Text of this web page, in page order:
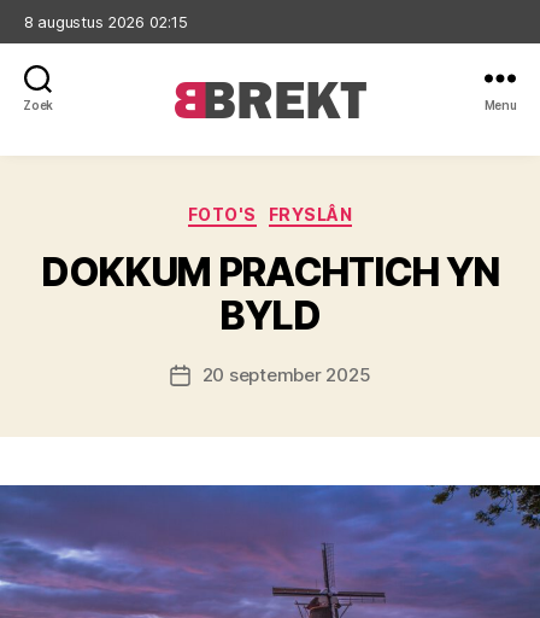
8 augustus 2026 02:15
Zoek Menu
Categorieën
FOTO'S FRYSLÂN
DOKKUM PRACHTICH YN
BYLD
Berichtdatum
20 september 2025